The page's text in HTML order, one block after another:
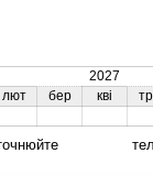
2027
лют бер кві